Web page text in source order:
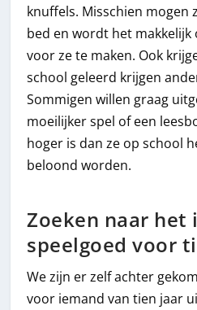
knuffels. Misschien mogen
bed en wordt het makkelijk
voor ze te maken. Ook
school geleerd krijgen
Sommigen willen graag
moeilijker spel of een
hoger is dan ze op school
beloond worden.
Zoeken naar het
speelgoed voor
We zijn er zelf achter
voor iemand van tien jaar